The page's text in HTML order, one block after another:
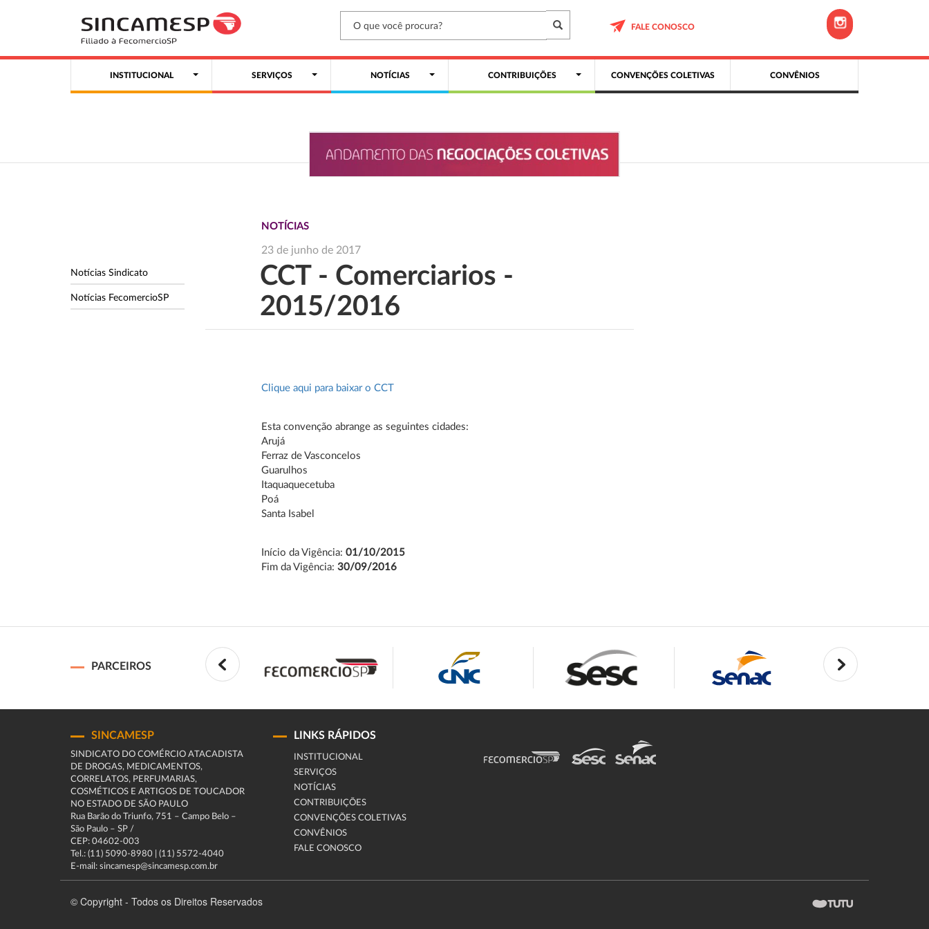
FALE CONOSCO
INSTITUCIONAL SERVIÇOS NOTÍCIAS CONTRIBUIÇÕES CONVENÇÕES COLETIVAS CONVÊNIOS
Notícias Sindicato
Notícias FecomercioSP
NOTÍCIAS
23 de junho de 2017
CCT - Comerciarios -
2015/2016
Clique aqui para baixar o CCT
Esta convenção abrange as seguintes cidades:
Arujá
Ferraz de Vasconcelos
Guarulhos
Itaquaquecetuba
Poá
Santa Isabel
Início da Vigência:01/10/2015
Fim da Vigência:30/09/2016
PARCEIROS
SINCAMESP
SINDICATO DO COMÉRCIO ATACADISTA
DE DROGAS, MEDICAMENTOS,
CORRELATOS, PERFUMARIAS,
COSMÉTICOS E ARTIGOS DE TOUCADOR
NO ESTADO DE SÃO PAULO
Rua Barão do Triunfo, 751 – Campo Belo –
São Paulo – SP /
CEP: 04602-003
Tel.: (11) 5090-8980 | (11) 5572-4040
E-mail: sincamesp@sincamesp.com.br
LINKS RÁPIDOS
INSTITUCIONAL
SERVIÇOS
NOTÍCIAS
CONTRIBUIÇÕES
CONVENÇÕES COLETIVAS
CONVÊNIOS
FALE CONOSCO
© Copyright - Todos os Direitos Reservados